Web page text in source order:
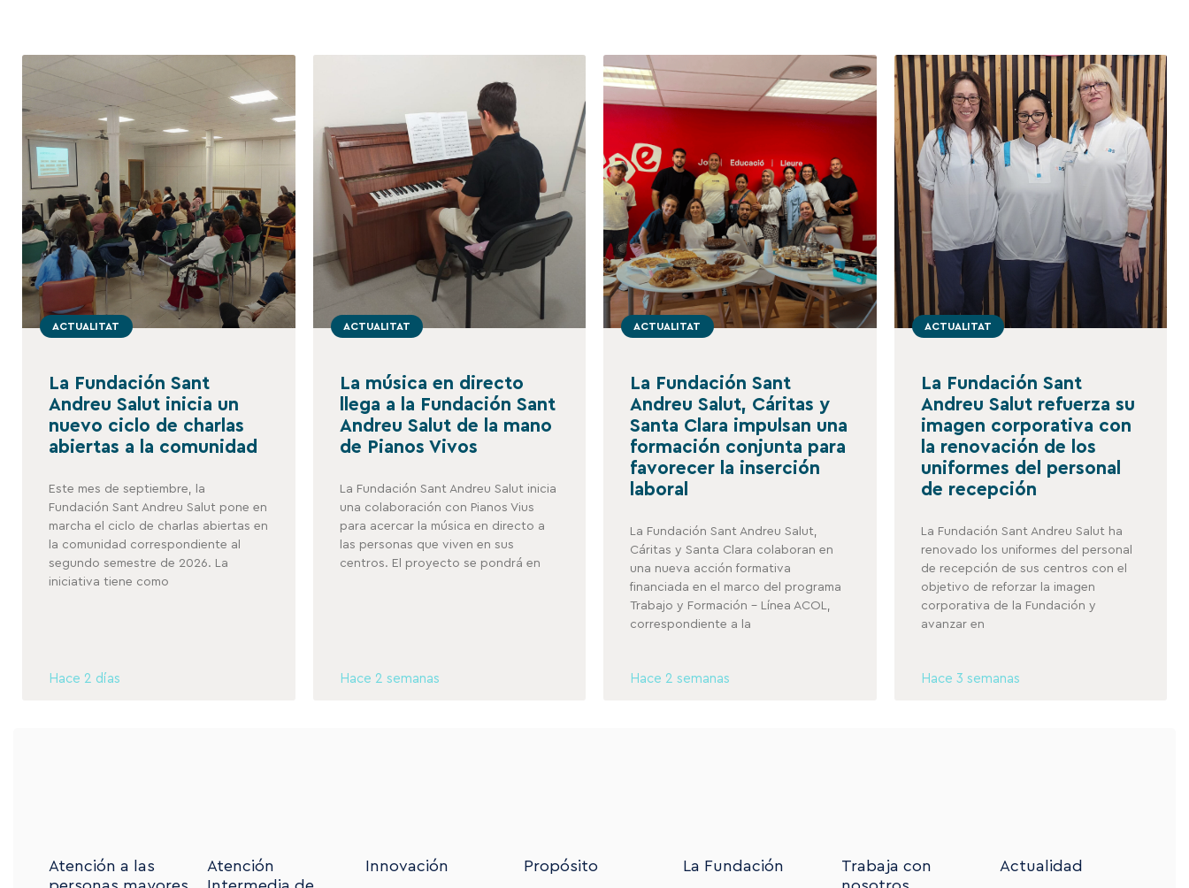
ACTUALITAT
La Fundación Sant
Andreu Salut inicia un
nuevo ciclo de charlas
abiertas a la comunidad
Este mes de septiembre, la
Fundación Sant Andreu Salut pone en
marcha el ciclo de charlas abiertas en
la comunidad correspondiente al
segundo semestre de 2026. La
iniciativa tiene como
Hace 2 días
ACTUALITAT
La música en directo
llega a la Fundación Sant
Andreu Salut de la mano
de Pianos Vivos
La Fundación Sant Andreu Salut inicia
una colaboración con Pianos Vius
para acercar la música en directo a
las personas que viven en sus
centros. El proyecto se pondrá en
Hace 2 semanas
ACTUALITAT
La Fundación Sant
Andreu Salut, Cáritas y
Santa Clara impulsan una
formación conjunta para
favorecer la inserción
laboral
La Fundación Sant Andreu Salut,
Cáritas y Santa Clara colaboran en
una nueva acción formativa
financiada en el marco del programa
Trabajo y Formación – Línea ACOL,
correspondiente a la
Hace 2 semanas
ACTUALITAT
La Fundación Sant
Andreu Salut refuerza su
imagen corporativa con
la renovación de los
uniformes del personal
de recepción
La Fundación Sant Andreu Salut ha
renovado los uniformes del personal
de recepción de sus centros con el
objetivo de reforzar la imagen
corporativa de la Fundación y
avanzar en
Hace 3 semanas
Atención a las
Atención
Innovación Propósito La Fundación
Trabaja con
Actualidad